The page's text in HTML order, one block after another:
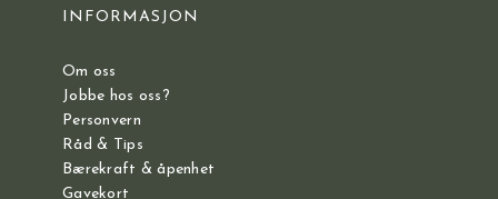
INFORMASJON
Om oss
Jobbe hos oss?
Personvern
Råd & Tips
Bærekraft & åpenhet
Gavekort